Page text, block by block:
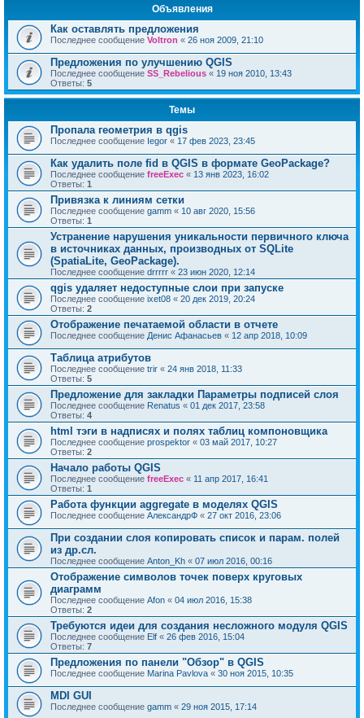
Объявления
Как оставлять предложения
Последнее сообщение Voltron « 26 ноя 2009, 21:10
Предложения по улучшению QGIS
Последнее сообщение SS_Rebelious « 19 ноя 2010, 13:43
Ответы: 5
Темы
Пропала геометрия в qgis
Последнее сообщение Iegor « 17 фев 2023, 23:45
Как удалить поле fid в QGIS в формате GeoPackage?
Последнее сообщение freeExec « 13 янв 2023, 16:02
Ответы: 1
Привязка к линиям сетки
Последнее сообщение gamm « 10 авг 2020, 15:56
Ответы: 1
Устранение нарушения уникальности первичного ключа
в источниках данных, производных от SQLite
(SpatiaLite, GeoPackage).
Последнее сообщение drrrrr « 23 июн 2020, 12:14
qgis удаляет недоступные слои при запуске
Последнее сообщение ixet08 « 20 дек 2019, 20:24
Ответы: 2
Отображение печатаемой области в отчете
Последнее сообщение Денис Афанасьев « 12 апр 2018, 10:09
Таблица атрибутов
Последнее сообщение trir « 24 янв 2018, 11:33
Ответы: 5
Предложение для закладки Параметры подписей слоя
Последнее сообщение Renatus « 01 дек 2017, 23:58
Ответы: 4
html тэги в надписях и полях таблиц компоновщика
Последнее сообщение prospektor « 03 май 2017, 10:27
Ответы: 2
Начало работы QGIS
Последнее сообщение freeExec « 11 апр 2017, 16:41
Ответы: 1
Работа функции aggregate в моделях QGIS
Последнее сообщение АлександрФ « 27 окт 2016, 23:06
При создании слоя копировать список и парам. полей
из др.сл.
Последнее сообщение Anton_Kh « 07 июл 2016, 00:16
Отображение символов точек поверх круговых
диаграмм
Последнее сообщение Afon « 04 июл 2016, 15:38
Ответы: 2
Требуются идеи для создания несложного модуля QGIS
Последнее сообщение Elf « 26 фев 2016, 15:04
Ответы: 7
Предложения по панели "Обзор" в QGIS
Последнее сообщение Marina Pavlova « 30 ноя 2015, 10:35
MDI GUI
Последнее сообщение gamm « 29 ноя 2015, 17:14